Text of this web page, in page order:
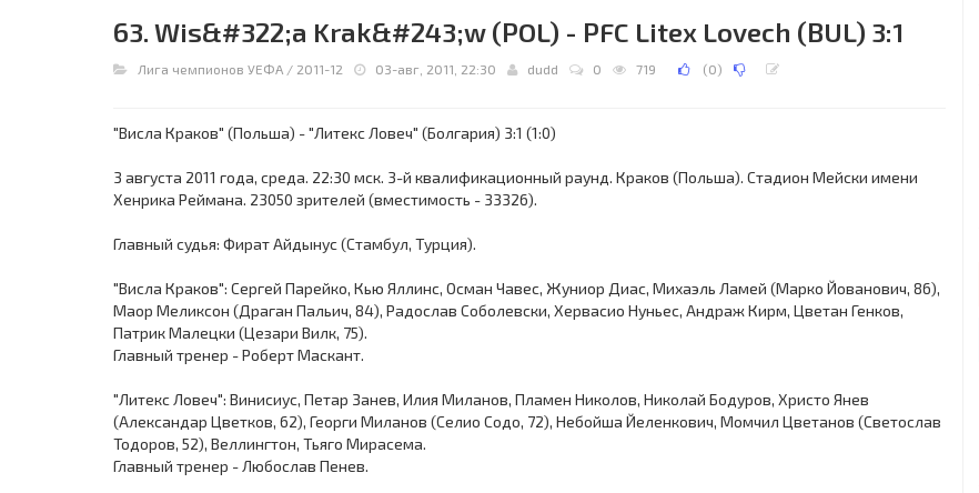
63. Wis&#322;a Krak&#243;w (POL) - PFC Litex Lovech (BUL) 3:1
Лига чемпионов УЕФА / 2011-12 03-авг, 2011, 22:30 dudd 0 719 (0)
"Висла Краков" (Польша) - "Литекс Ловеч" (Болгария) 3:1 (1:0)
3 августа 2011 года, среда. 22:30 мск. 3-й квалификационный раунд. Краков (Польша). Стадион Мейски имени
Хенрика Реймана. 23050 зрителей (вместимость - 33326).
Главный судья: Фират Айдынус (Стамбул, Турция).
"Висла Краков": Сергей Парейко, Кью Яллинс, Осман Чавес, Жуниор Диас, Михаэль Ламей (Марко Йованович, 86),
Маор Меликсон (Драган Пальич, 84), Радослав Соболевски, Хервасио Нуньес, Андраж Кирм, Цветан Генков,
Патрик Малецки (Цезари Вилк, 75).
Главный тренер - Роберт Маскант.
"Литекс Ловеч": Винисиус, Петар Занев, Илия Миланов, Пламен Николов, Николай Бодуров, Христо Янев
(Александар Цветков, 62), Георги Миланов (Селио Содо, 72), Небойша Йеленкович, Момчил Цветанов (Светослав
Тодоров, 52), Веллингтон, Тьяго Мирасема.
Главный тренер - Любослав Пенев.